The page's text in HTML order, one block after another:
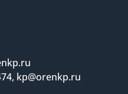
kp@orenkp.ru